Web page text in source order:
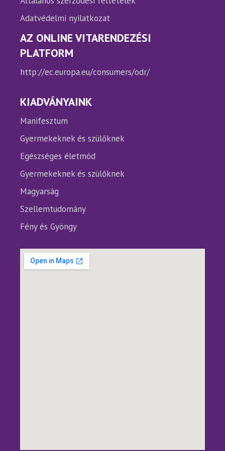
Adatvédelmi nyilatkozat
AZ ONLINE VITARENDEZÉSI
PLATFORM
http://ec.europa.eu/consumers/odr/
KIADVÁNYAINK
Manifesztum
Gyermekeknek és szülőknek
Egészséges életmód
Gyermekeknek és szülőknek
Magyarság
Szellemtudomány
Fény és Gyöngy